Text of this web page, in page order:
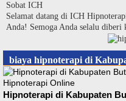
Langsung
ke
konten
Sobat ICH
Selamat datang di ICH
Anda! Semoga Anda selalu diberi
biaya hipnoterapi di
Hipnoterapi Online
Hipnoterapi di Kabupaten